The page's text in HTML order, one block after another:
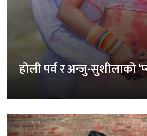
होली पर्व र अन्जु-सुशीलाको